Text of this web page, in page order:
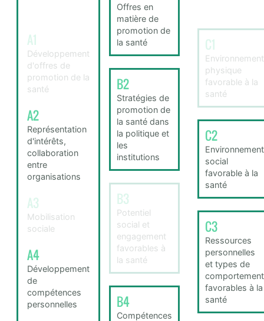
A1
Développement
d'offres de
promotion de la
santé
A2
Représentation
d'intérêts,
collaboration
entre
organisations
A3
Mobilisation
sociale
A4
Développement
de
compétences
personnelles
Offres en
matière de
promotion de
la santé
B2
Stratégies de
promotion de
la santé dans
la politique et
les
institutions
B3
Potentiel
social et
engagement
favorables à
la santé
B4
Compétences
C1
Environnement
physique
favorable à la
santé
C2
Environnement
social
favorable à la
santé
C3
Ressources
personnelles
et types de
comportement
favorables à la
santé